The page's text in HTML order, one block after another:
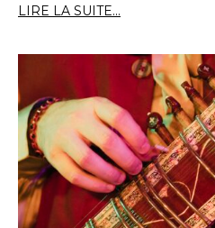
LIRE LA SUITE...